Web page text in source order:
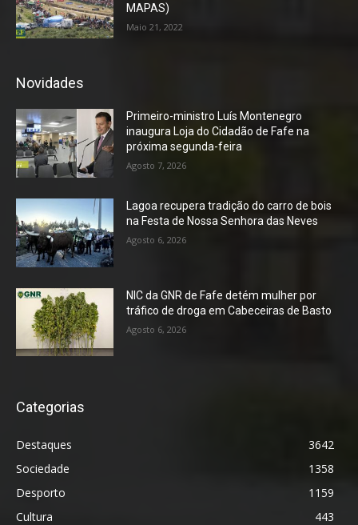
MAPAS)
Maio 21, 2022
Novidades
Primeiro-ministro Luís Montenegro
inaugura Loja do Cidadão de Fafe na
próxima segunda-feira
Agosto 7, 2026
Lagoa recupera tradição do carro de bois
na Festa de Nossa Senhora das Neves
Agosto 6, 2026
NIC da GNR de Fafe detém mulher por
tráfico de droga em Cabeceiras de Basto
Agosto 6, 2026
Categorias
Destaques
3642
Sociedade
1358
Desporto
1159
Cultura
443